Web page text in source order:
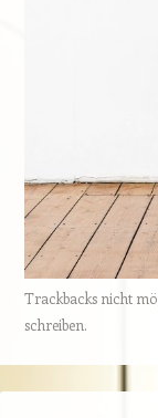
Trackbacks nicht
schreiben.